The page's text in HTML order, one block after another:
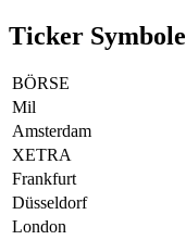
Ticker Symbole
BÖRSE
Mil
Amsterdam
XETRA
Frankfurt
Düsseldorf
London